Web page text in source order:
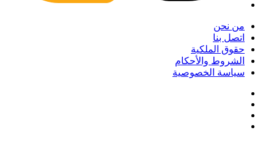
من نحن
اتصل بنا
حقوق الملكية
الشروط والأحكام
سياسة الخصوصية